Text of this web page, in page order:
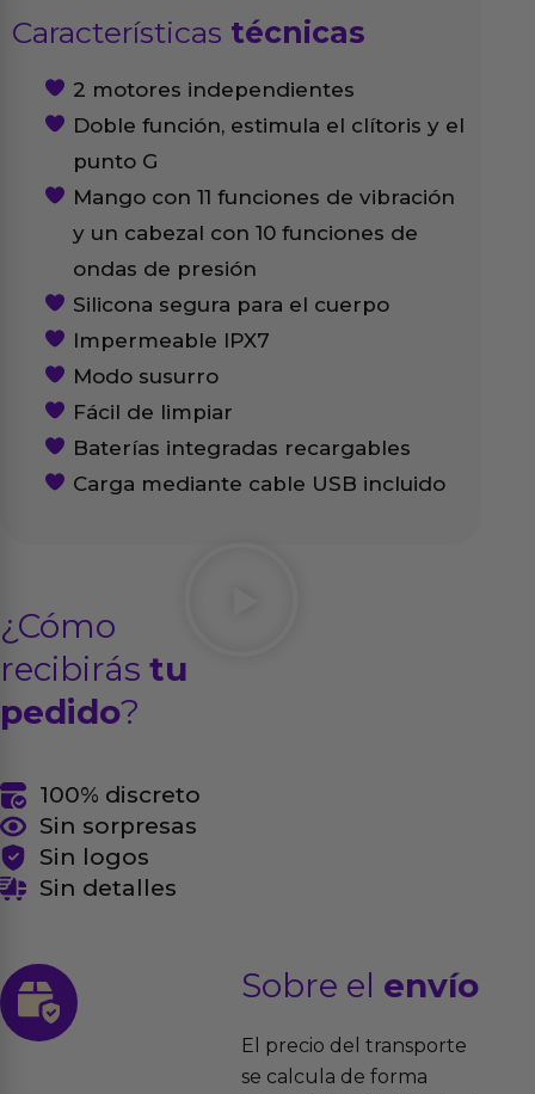
Características técnicas
2 motores independientes
Doble función, estimula el clítoris y el
punto G
Mango con 11 funciones de vibración
y un cabezal con 10 funciones de
ondas de presión
Silicona segura para el cuerpo
Impermeable IPX7
Modo susurro
Fácil de limpiar
Baterías integradas recargables
Carga mediante cable USB incluido
¿Cómo
recibirás tu
pedido?
100% discreto
Sin sorpresas
Sin logos
Sin detalles
Sobre el envío
El precio del transporte
se calcula de forma